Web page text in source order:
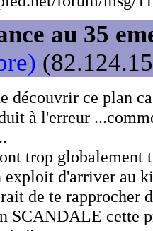
au 35
découvrir ce plan
à l'erreur
trop
exploit d'arriver au
de te rapprocher
SCANDALE cette